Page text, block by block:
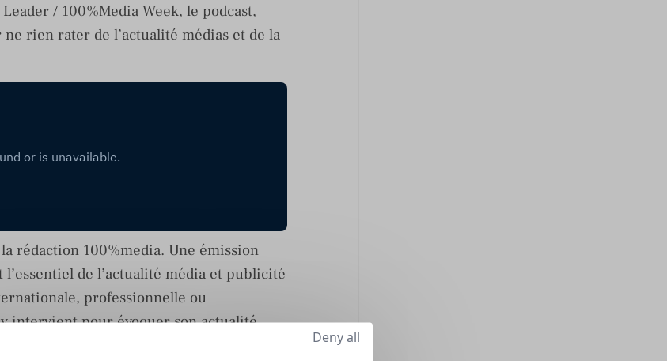
/ 100%Media Week, le podcast,
rien rater de l’actualité médias et de la
rédaction 100%media. Une émission
de l’actualité média et publicité
professionnelle ou
intervient pour évoquer son actualité.
Deny all